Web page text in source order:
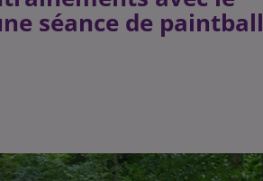
séance de paintball